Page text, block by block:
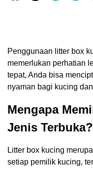
Penggunaan litter box
memerlukan perhatian
tepat, Anda bisa
nyaman bagi kucing
Mengapa
Jenis Terbuka?
Litter box kucing
setiap pemilik kucing,